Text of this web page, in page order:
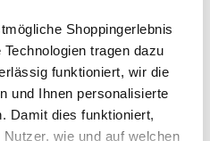
Shoppingerlebnis
tragen dazu
funktioniert, wir die
und Ihnen personalisierte
Damit dies funktioniert,
wie und auf welchen
XXL
Anzahl:
aus